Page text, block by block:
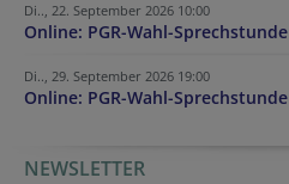
Di.., 22. September 2026 10:00
Online: PGR-Wahl-Sprechstunde
Di.., 29. September 2026 19:00
Online: PGR-Wahl-Sprechstunde
URL
Security token
Tracking ID
Fax
Security token
NEWSLETTER